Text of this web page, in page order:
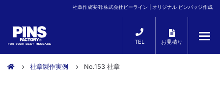
社章作成実例:株式会社ビーライン | オリジナル ピンバッジ作成
TEL お見積り
社章製作実例 No.153 社章